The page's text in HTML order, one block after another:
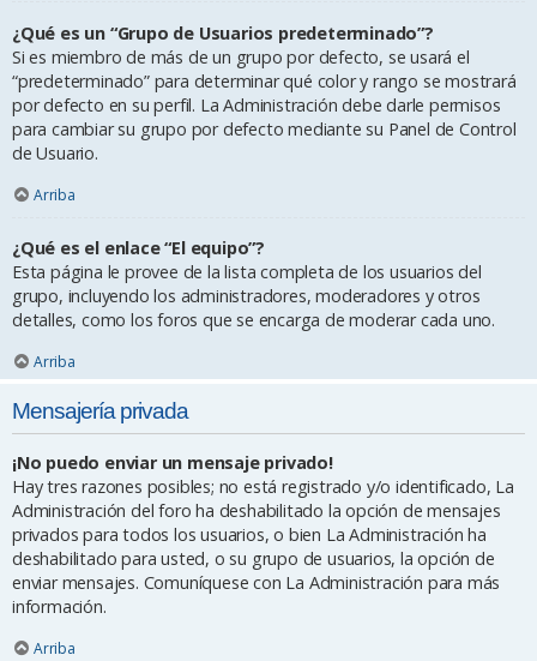
¿Qué es un “Grupo de Usuarios predeterminado”?
Si es miembro de más de un grupo por defecto, se usará el
“predeterminado” para determinar qué color y rango se mostrará
por defecto en su perfil. La Administración debe darle permisos
para cambiar su grupo por defecto mediante su Panel de Control
de Usuario.
Arriba
¿Qué es el enlace “El equipo”?
Esta página le provee de la lista completa de los usuarios del
grupo, incluyendo los administradores, moderadores y otros
detalles, como los foros que se encarga de moderar cada uno.
Arriba
Mensajería privada
¡No puedo enviar un mensaje privado!
Hay tres razones posibles; no está registrado y/o identificado, La
Administración del foro ha deshabilitado la opción de mensajes
privados para todos los usuarios, o bien La Administración ha
deshabilitado para usted, o su grupo de usuarios, la opción de
enviar mensajes. Comuníquese con La Administración para más
información.
Arriba